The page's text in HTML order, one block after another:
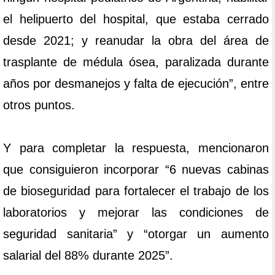
el helipuerto del hospital, que estaba cerrado
desde 2021; y reanudar la obra del área de
trasplante de médula ósea, paralizada durante
años por desmanejos y falta de ejecución”, entre
otros puntos.
Y para completar la respuesta, mencionaron
que consiguieron incorporar “6 nuevas cabinas
de bioseguridad para fortalecer el trabajo de los
laboratorios y mejorar las condiciones de
seguridad sanitaria” y “otorgar un aumento
salarial del 88% durante 2025”.